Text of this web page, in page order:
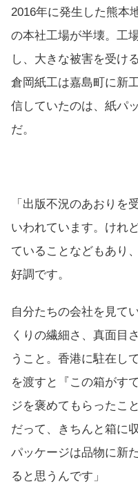
2016年に発生した熊本
の本社工場が半壊。工
し、大きな被害を受け
倉岡紙工は嘉島町に新
信していたのは、紙パ
だ。
「出版不況のあおりを
いわれています。けれ
ていることなどもあり
好調です。
自分たちの会社を見て
くりの繊細さ、真面目
うこと。香港に駐在し
を渡すと『この箱がす
ジを褒めてもらったこ
だって、きちんと箱に
パッケージは品物に新
ると思うんです」